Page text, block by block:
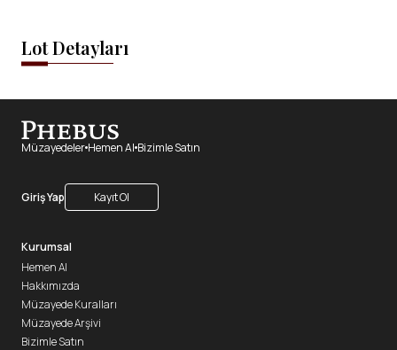
Lot Detayları
Müzayedeler Hemen Al Bizimle Satın
Giriş Yap Kayıt Ol
Kurumsal
Hemen Al
Hakkımızda
Müzayede Kuralları
Müzayede Arşivi
Bizimle Satın